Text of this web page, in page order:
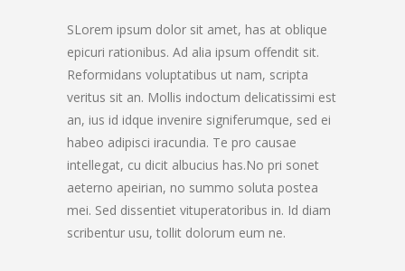
SLorem ipsum dolor sit amet, has at oblique
epicuri rationibus. Ad alia ipsum offendit sit.
Reformidans voluptatibus ut nam, scripta
veritus sit an. Mollis indoctum delicatissimi est
an, ius id idque invenire signiferumque, sed ei
habeo adipisci iracundia. Te pro causae
intellegat, cu dicit albucius has.No pri sonet
aeterno apeirian, no summo soluta postea
mei. Sed dissentiet vituperatoribus in. Id diam
scribentur usu, tollit dolorum eum ne.